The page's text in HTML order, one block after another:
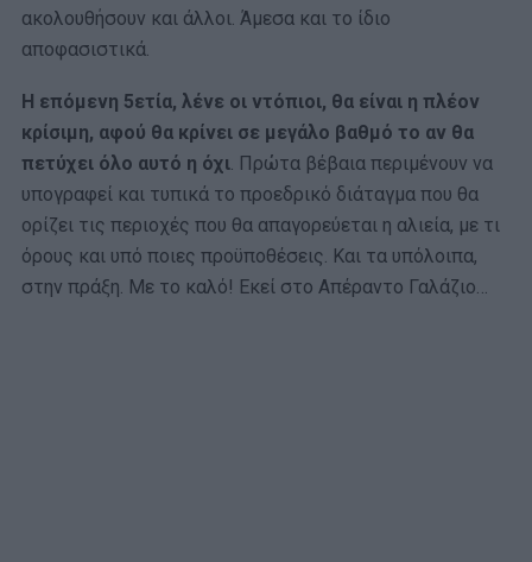
ακολουθήσουν και άλλοι. Άμεσα και το ίδιο
αποφασιστικά.
Η επόμενη 5ετία, λένε οι ντόπιοι, θα είναι η πλέον
κρίσιμη, αφού θα κρίνει σε μεγάλο βαθμό το αν θα
πετύχει όλο αυτό η όχι. Πρώτα βέβαια περιμένουν να
υπογραφεί και τυπικά το προεδρικό διάταγμα που θα
ορίζει τις περιοχές που θα απαγορεύεται η αλιεία, με τι
όρους και υπό ποιες προϋποθέσεις. Και τα υπόλοιπα,
στην πράξη. Με το καλό! Εκεί στο Απέραντο Γαλάζιο…